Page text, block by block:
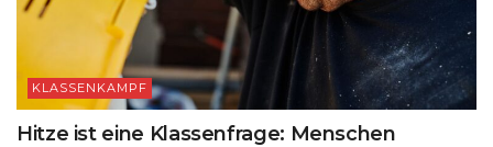
KLASSENKAMPF
Hitze ist eine Klassenfrage: Menschen